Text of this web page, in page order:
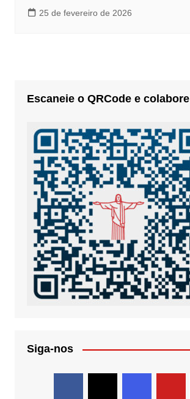
25 de fevereiro de 2026
Escaneie o QRCode e colabore
Siga-nos